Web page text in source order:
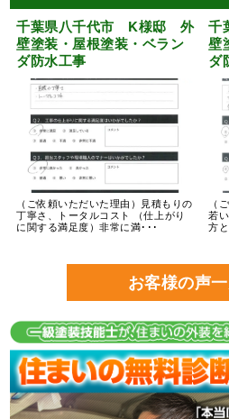
千葉県八千代市 K様邸 外
壁塗装・屋根塗装・ベラン
ダ防水工事
（ご依頼いただいた理由）見積もりの
丁寧さ、トータルコスト （仕上がり
に関する満足度）非常に満･･･
千
壁
ダ
（
若
方
お客様の声